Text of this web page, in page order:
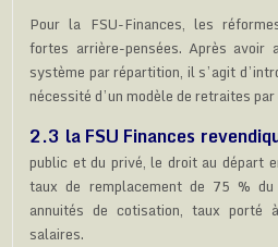
Pour la FSU-Finances, les
fortes arrière-pensées. Après avoir
système par répartition, il s’agit
nécessité d’un modèle de retraites
2.3 la FSU Finances
public et du privé, le droit au départ
taux de remplacement de 75 %
annuités de cotisation, taux
salaires.